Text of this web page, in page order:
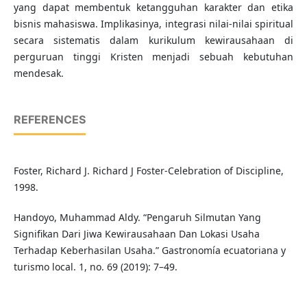
yang dapat membentuk ketangguhan karakter dan etika
bisnis mahasiswa. Implikasinya, integrasi nilai-nilai spiritual
secara sistematis dalam kurikulum kewirausahaan di
perguruan tinggi Kristen menjadi sebuah kebutuhan
mendesak.
REFERENCES
Foster, Richard J. Richard J Foster-Celebration of Discipline,
1998.
Handoyo, Muhammad Aldy. “Pengaruh Silmutan Yang
Signifikan Dari Jiwa Kewirausahaan Dan Lokasi Usaha
Terhadap Keberhasilan Usaha.” Gastronomía ecuatoriana y
turismo local. 1, no. 69 (2019): 7–49.